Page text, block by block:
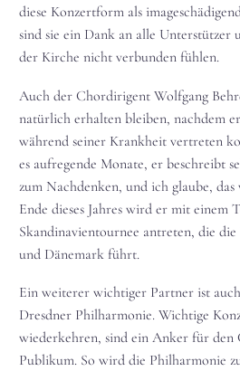
diese Konzertform als
sind sie ein Dank an alle Unterstützer
der Kirche nicht verbunden fühlen.
Auch der Chordirigent Wolfgang
natürlich erhalten bleiben, nachdem
während seiner Krankheit vertreten
es aufregende Monate, er beschreibt
zum Nachdenken, und ich glaube, das
Ende dieses Jahres wird er mit einem
Skandinavientournee antreten, die
und Dänemark führt.
Ein weiterer wichtiger Partner ist
Dresdner Philharmonie. Wichtige
wiederkehren, sind ein Anker für den
Publikum. So wird die Philharmonie